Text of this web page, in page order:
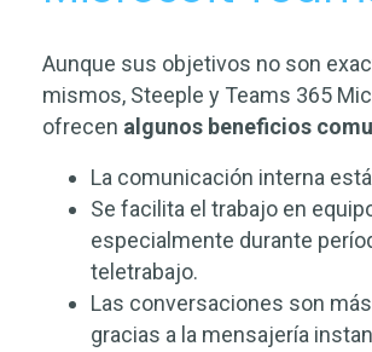
Aunque sus objetivos no son
mismos, Steeple y Teams 365
ofrecen algunos beneficios
La comunicación interna
Se facilita el trabajo en
especialmente durante
teletrabajo.
Las conversaciones son
gracias a la mensajería